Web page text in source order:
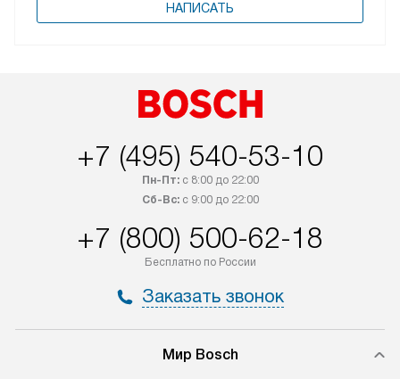
НАПИСАТЬ
+7 (495) 540-53-10
Пн-Пт:с 8:00 до 22:00
Сб-Вс:с 9:00 до 22:00
+7 (800) 500-62-18
Бесплатно по России
Заказать звонок
Мир Bosch